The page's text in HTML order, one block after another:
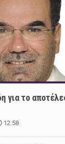
για το
12:58